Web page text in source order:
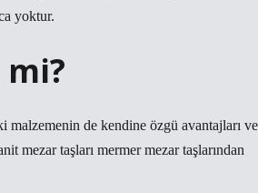
yoktur.
malzemenin de kendine özgü avantajları ve
mezar taşları mermer mezar taşlarından